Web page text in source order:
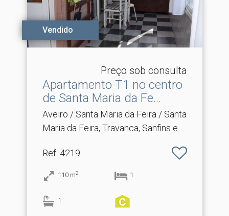
Vendido
Preço sob consulta
Apartamento T1 no centro
de Santa Maria da Fe.​..
Aveiro / Santa Maria da Feira / Santa
Maria da Feira, Travanca, Sanfins e
Ref: 4219
110 m2 1
1